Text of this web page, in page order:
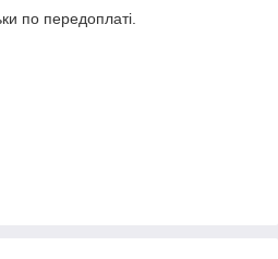
по передоплаті.